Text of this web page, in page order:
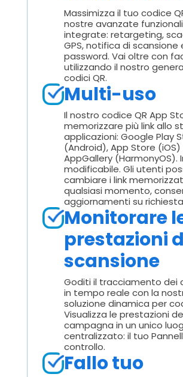
Massimizza il tuo codice
nostre avanzate
integrate: retargeting,
GPS, notifica di scansione
password. Vai oltre con
utilizzando il nostro
codici QR.
Multi-uso
Il nostro codice QR App
memorizzare più link allo
applicazioni: Google Play
(Android), App Store (iOS)
AppGallery (HarmonyOS).
modificabile. Gli utenti
cambiare i link
qualsiasi momento,
aggiornamenti su
Monitorare
prestazioni
scansione
Goditi il tracciamento dei
in tempo reale con la
soluzione dinamica per
Visualizza le prestazioni
campagna in un unico
centralizzato: il tuo
controllo.
Fallo tuo